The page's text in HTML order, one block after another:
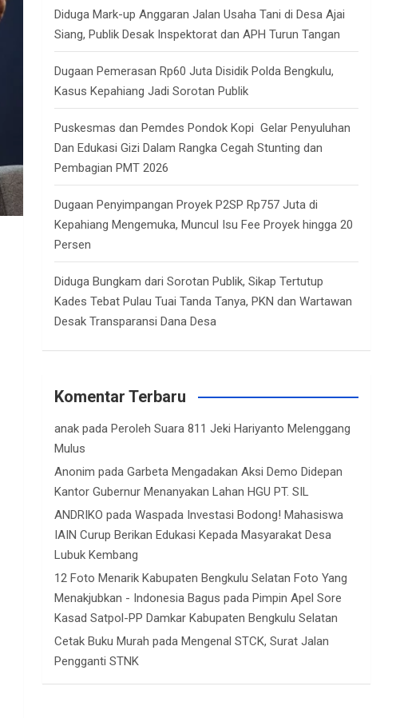
Diduga Mark-up Anggaran Jalan Usaha Tani di Desa Ajai
Siang, Publik Desak Inspektorat dan APH Turun Tangan
Dugaan Pemerasan Rp60 Juta Disidik Polda Bengkulu,
Kasus Kepahiang Jadi Sorotan Publik
Puskesmas dan Pemdes Pondok Kopi Gelar Penyuluhan
Dan Edukasi Gizi Dalam Rangka Cegah Stunting dan
Pembagian PMT 2026
Dugaan Penyimpangan Proyek P2SP Rp757 Juta di
Kepahiang Mengemuka, Muncul Isu Fee Proyek hingga 20
Persen
Diduga Bungkam dari Sorotan Publik, Sikap Tertutup
Kades Tebat Pulau Tuai Tanda Tanya, PKN dan Wartawan
Desak Transparansi Dana Desa
Komentar Terbaru
anak pada Peroleh Suara 811 Jeki Hariyanto Melenggang
Mulus
Anonim padaGarbeta Mengadakan Aksi Demo Didepan
Kantor Gubernur Menanyakan Lahan HGU PT. SIL
ANDRIKO padaWaspada Investasi Bodong! Mahasiswa
IAIN Curup Berikan Edukasi Kepada Masyarakat Desa
Lubuk Kembang
12 Foto Menarik Kabupaten Bengkulu Selatan Foto Yang
Menakjubkan - Indonesia Bagus pada Pimpin Apel Sore
Kasad Satpol-PP Damkar Kabupaten Bengkulu Selatan
Cetak Buku Murah pada Mengenal STCK, Surat Jalan
Pengganti STNK